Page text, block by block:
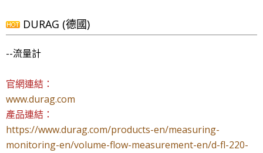
DURAG (德國)
--流量計
官網連結：
www.durag.com
產品連結：
https://www.durag.com/products-en/measuring-
monitoring-en/volume-flow-measurement-en/d-fl-220-